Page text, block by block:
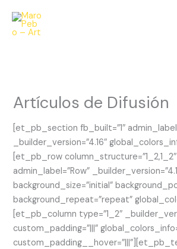
content
Artículos de Difusión
[et_pb_section fb_built=”1″
_builder_version=”4.16″
[et_pb_row column_structure=”1_2,1_2″
admin_label=”Row”
background_size=”initial”
background_repeat=”repeat”
[et_pb_column type=”1_2″
custom_padding=”|||”